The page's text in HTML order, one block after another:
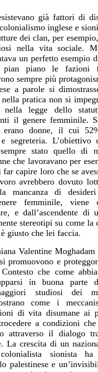
già fattori di
inglese e
dei clan, per
nella vita sociale.
un perfetto esempio
piano le fazioni
sempre più
a parole si
pratica non si
nella legge dello
il genere femminile.
erano donne, il cui
segreteria. L’obiettivo
stato quello di
che lavoravano per
capire loro che se
avrebbero dovuto
mancanza di
femminile, viene
e dall’ascendente di
stereotipi su come la
giusto che lei faccia.
Valentine
promuovono e
che come
in buona parte
studiosi dei
come i
di vita disumane ai
a condizioni
attraverso il dialogo
La crescita di un
colonialista sionista
palestinese e un’